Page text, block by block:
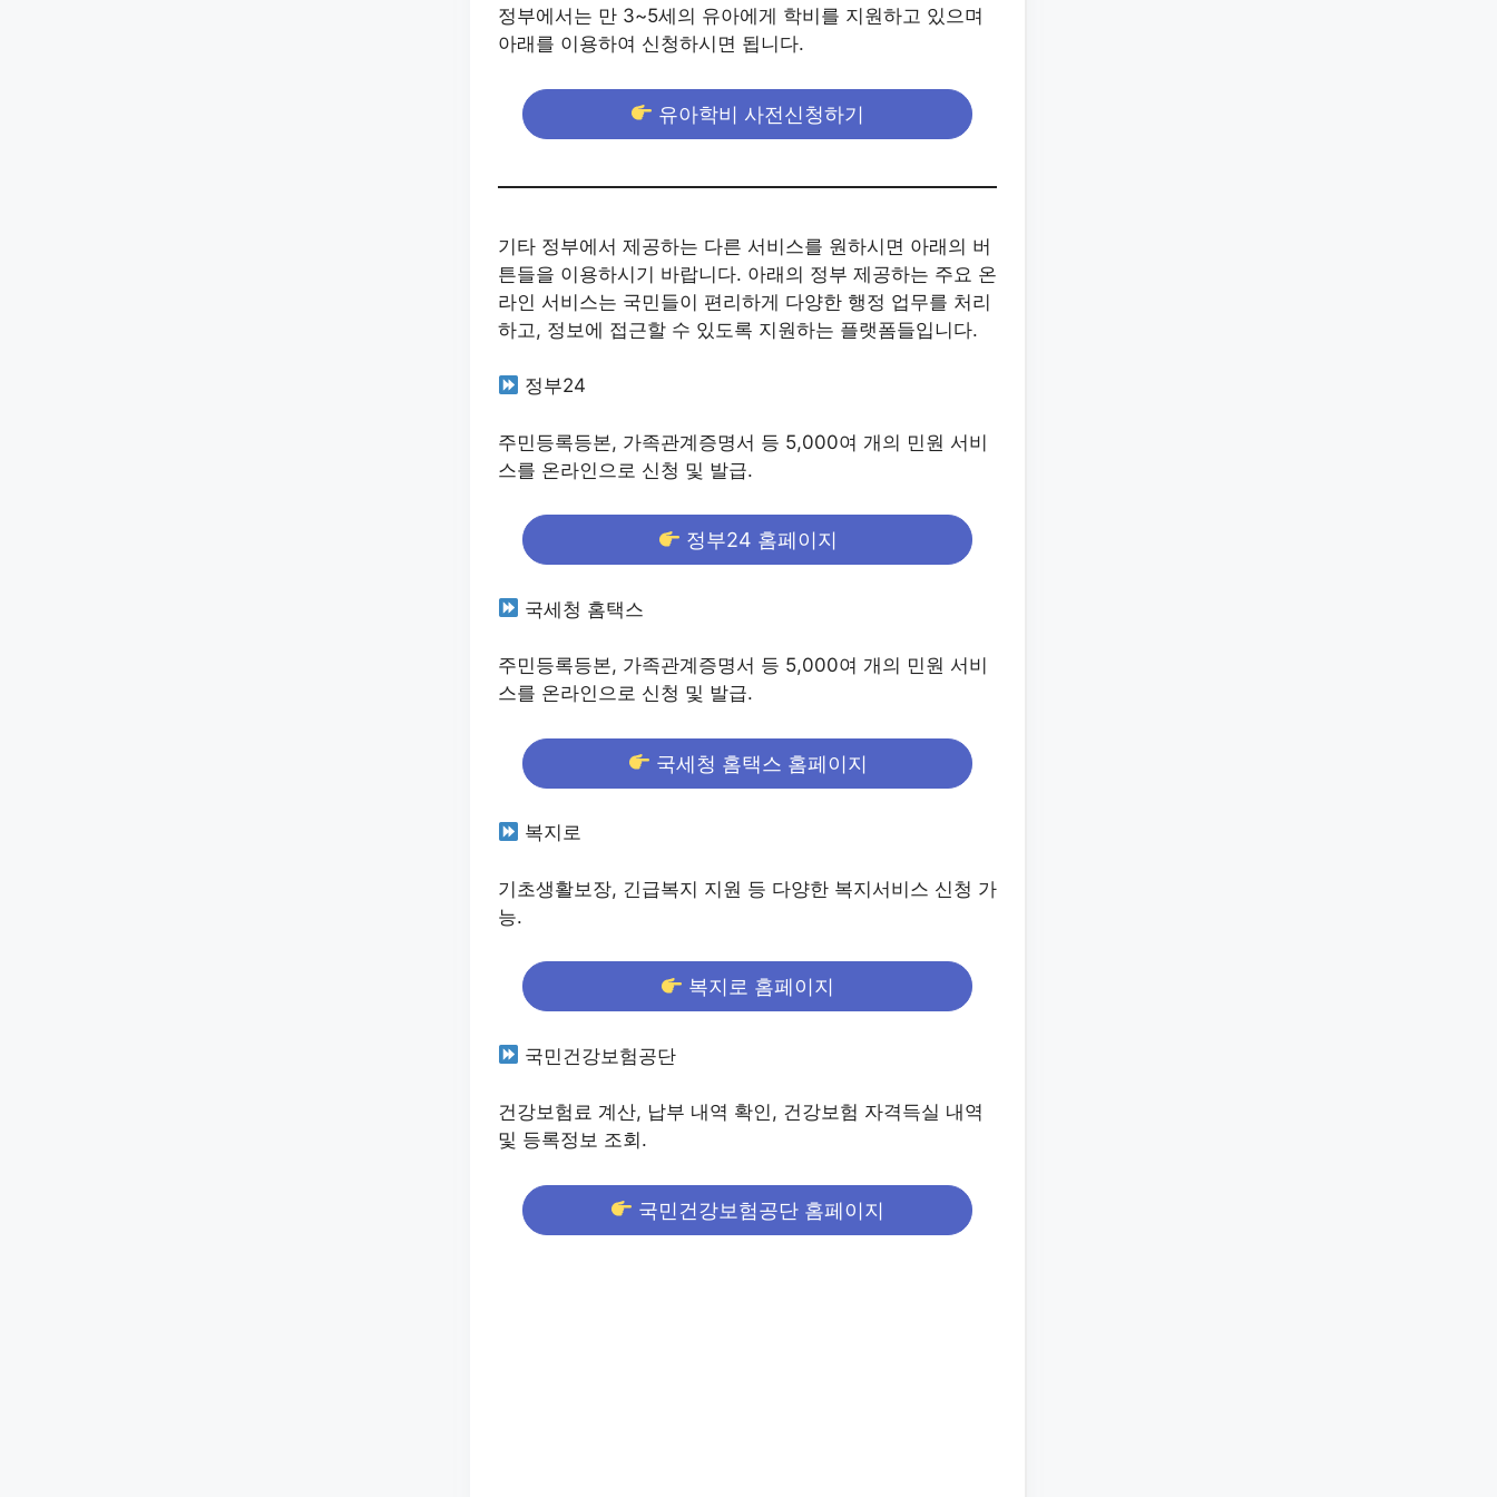
정부에서는 만 3~5세의 유아에게 학비를 지원하고 있으며
아래를 이용하여 신청하시면 됩니다.
유아학비 사전신청하기
기타 정부에서 제공하는 다른 서비스를 원하시면 아래의 버
튼들을 이용하시기 바랍니다. 아래의 정부 제공하는 주요 온
라인 서비스는 국민들이 편리하게 다양한 행정 업무를 처리
하고, 정보에 접근할 수 있도록 지원하는 플랫폼들입니다.
정부24
주민등록등본, 가족관계증명서 등 5,000여 개의 민원 서비
스를 온라인으로 신청 및 발급.
정부24 홈페이지
국세청 홈택스
주민등록등본, 가족관계증명서 등 5,000여 개의 민원 서비
스를 온라인으로 신청 및 발급.
국세청 홈택스 홈페이지
복지로
기초생활보장, 긴급복지 지원 등 다양한 복지서비스 신청 가
능.
복지로 홈페이지
국민건강보험공단
건강보험료 계산, 납부 내역 확인, 건강보험 자격득실 내역
및 등록정보 조회.
국민건강보험공단 홈페이지